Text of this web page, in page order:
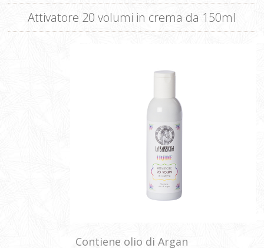
Attivatore 20 volumi in crema da 150ml
Contiene olio di Argan